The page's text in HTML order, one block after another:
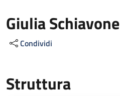
Giulia Schiavone
Condividi
Struttura